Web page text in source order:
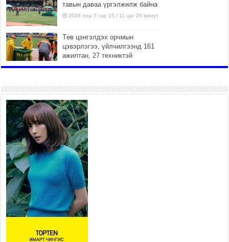
тавын даваа үргэлжилж байна
2026 оны 7 сар 15 / 11 цаг 26 минут
Төв цэнгэлдэх орчмын
цэвэрлэгээ, үйлчилгээнд 161
ажилтан, 27 техниктэй
ажиллаж байна
Наадмын амралтын өдрүүдэд
нийслэлийн эрүүл мэндийн
байгууллагууд дараах
хуваарийн дагуу ажиллана
2026 оны 7 сар 15 / 11 цаг 18 минут
Үндэсний их баяр наадам эхэллээ
2026 оны 7 сар 15 / 11 цаг 14 минут
Үер усны аюулаас сэргийлж, нийслэлийн Онцгой
байдлын газрын 162 алба хаагч үүрэг гүйцэтгэж
байна
2026 оны 7 сар 15 / 11 цаг 07 минут
Үндэсний их сурын харваанд 850 харваач цэц
мэргэнээ сорьж байна
2026 оны 7 сар 15 / 11 цаг 03 минут